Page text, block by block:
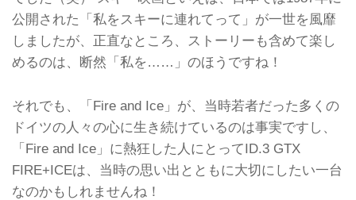
公開された「私をスキーに連れてって」が一世を風靡
しましたが、正直なところ、ストーリーも含めて楽し
めるのは、断然「私を……」のほうですね！
それでも、「Fire and Ice」が、当時若者だった多くの
ドイツの人々の心に生き続けているのは事実ですし、
「Fire and Ice」に熱狂した人にとってID.3 GTX
FIRE+ICEは、当時の思い出とともに大切にしたい一台
なのかもしれませんね！